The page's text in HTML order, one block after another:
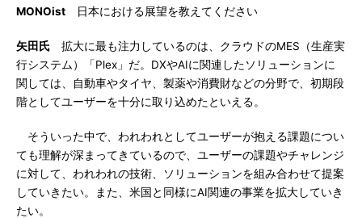
MONOist 日本における展望を教えてください
矢田氏 拡大に最も注力しているのは、クラウドのMES（生産実
行システム）「Plex」だ。DXやAIに関連したソリューションに
関しては、自動車やタイヤ、製薬や消費財などの分野で、初期段
階としてユーザーを十分に取り込めたといえる。
そういった中で、われわれとしてユーザーが抱える課題につい
ても理解が深まってきているので、ユーザーの課題やチャレンジ
に対して、われわれの技術、ソリューションを組み合わせて提案
していきたい。また、米国と同様にAI関連の事業を拡大していき
たい。